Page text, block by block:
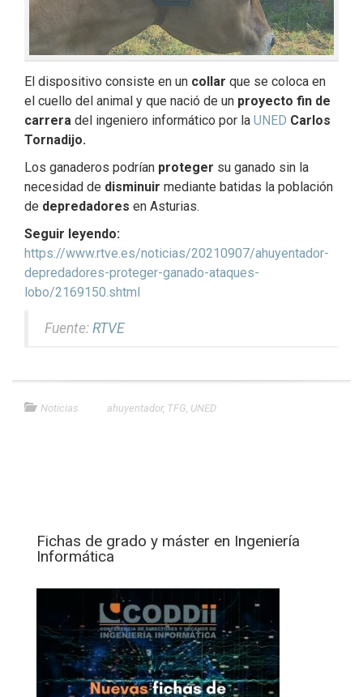
El dispositivo consiste en un collar que se coloca en
el cuello del animal y que nació de un proyecto fin de
carrera del ingeniero informático por la UNED Carlos
Tornadijo.
Los ganaderos podrían proteger su ganado sin la
necesidad de disminuir mediante batidas la población
de depredadores en Asturias.
Seguir leyendo:
https://www.rtve.es/noticias/20210907/ahuyentador-
depredadores-proteger-ganado-ataques-
lobo/2169150.shtml
Fuente: RTVE
Noticias ahuyentador, TFG UNED
Fichas de grado y máster en Ingeniería
Informática